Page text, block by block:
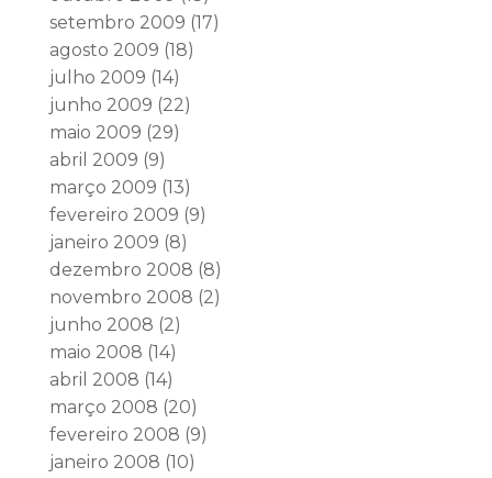
setembro 2009 (17)
agosto 2009 (18)
julho 2009 (14)
junho 2009 (22)
maio 2009 (29)
abril 2009 (9)
março 2009 (13)
fevereiro 2009 (9)
janeiro 2009 (8)
dezembro 2008 (8)
novembro 2008 (2)
junho 2008 (2)
maio 2008 (14)
abril 2008 (14)
março 2008 (20)
fevereiro 2008 (9)
janeiro 2008 (10)